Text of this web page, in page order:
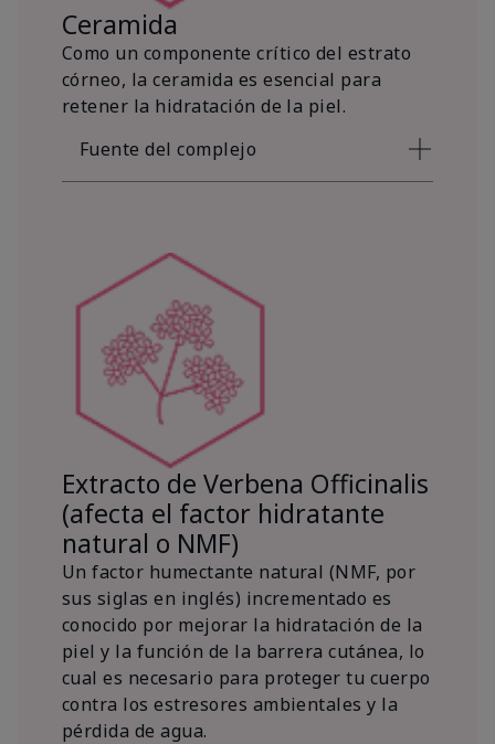
Ceramida
Como un componente crítico del estrato
córneo, la ceramida es esencial para
retener la hidratación de la piel.
Fuente del complejo
Extracto de Verbena Officinalis
(afecta el factor hidratante
natural o NMF)
Un factor humectante natural (NMF, por
sus siglas en inglés) incrementado es
conocido por mejorar la hidratación de la
piel y la función de la barrera cutánea, lo
cual es necesario para proteger tu cuerpo
contra los estresores ambientales y la
pérdida de agua.